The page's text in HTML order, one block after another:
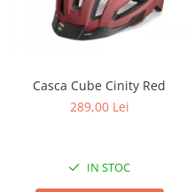
Casca Cube Cinity Red
289,00 Lei
IN STOC